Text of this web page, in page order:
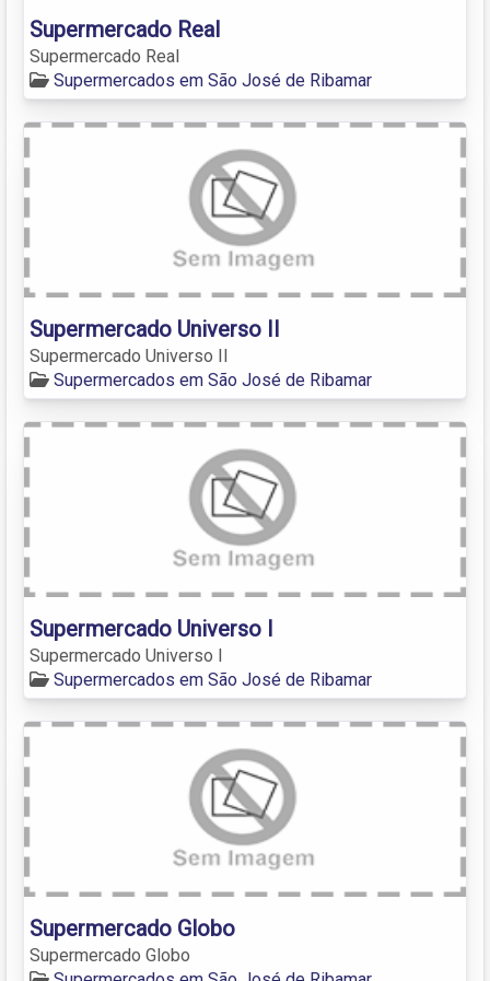
Supermercado Real
Supermercado Real
Supermercados em São José de Ribamar
Supermercado Universo II
Supermercado Universo II
Supermercados em São José de Ribamar
Supermercado Universo I
Supermercado Universo I
Supermercados em São José de Ribamar
Supermercado Globo
Supermercado Globo